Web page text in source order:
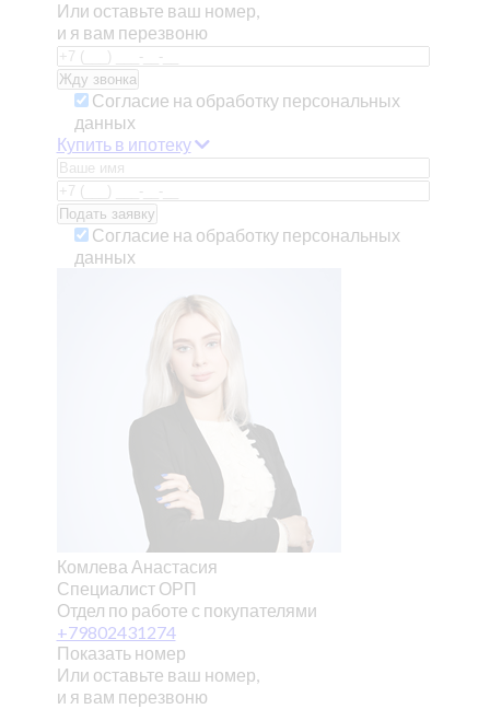
Или оставьте ваш номер,
и я вам перезвоню
Согласие на обработку персональных
данных
Купить в ипотеку
Согласие на обработку персональных
данных
Комлева Анастасия
Специалист ОРП
Отдел по работе с покупателями
+79802431274
Показать номер
Или оставьте ваш номер,
и я вам перезвоню